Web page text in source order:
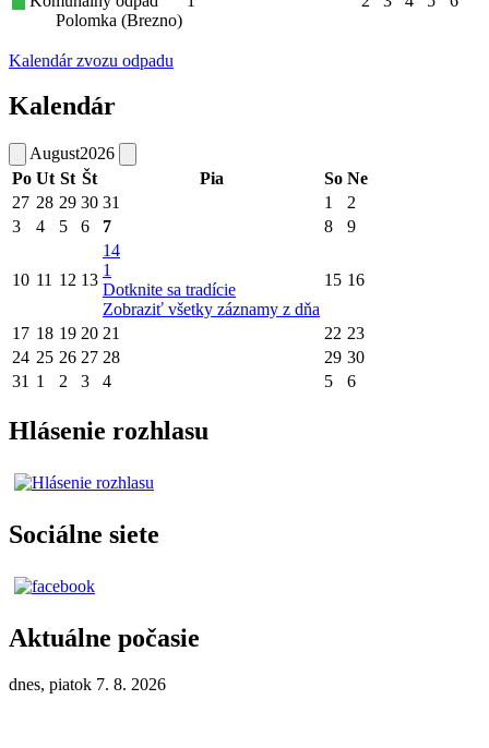
Polomka (Brezno)
Kalendár zvozu odpadu
Kalendár
August2026
Po Ut St Št Pia So Ne
27 28 29 30 31 1
2
3
4 5 6 7 8 9
10 11 12 13
14
1
Dotknite sa tradície
Zobraziť všetky záznamy z dňa
15 16
17 18 19 20 21 22 23
24 25 26 27 28 29 30
31 1 2 3 4 5 6
Hlásenie rozhlasu
Sociálne siete
Aktuálne počasie
dnes, piatok 7. 8. 2026